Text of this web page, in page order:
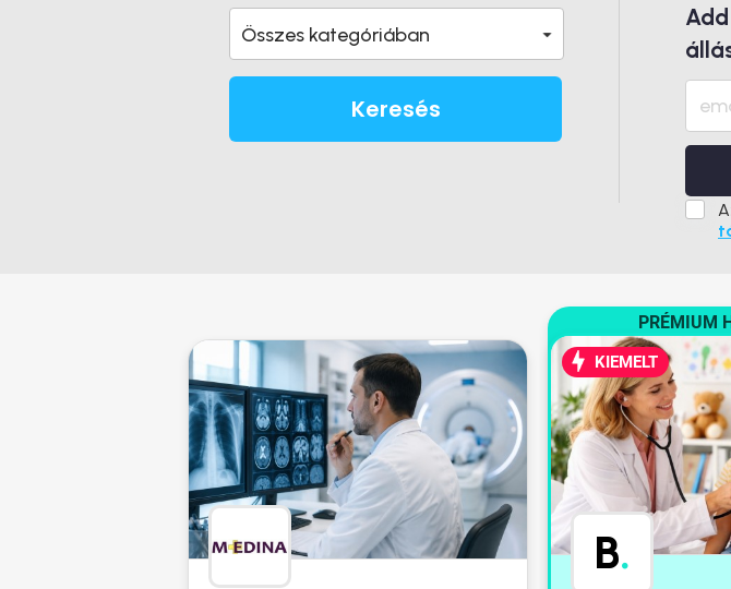
Összes kategóriában
Keresés
PRÉMIUM
KIEMELT
B.